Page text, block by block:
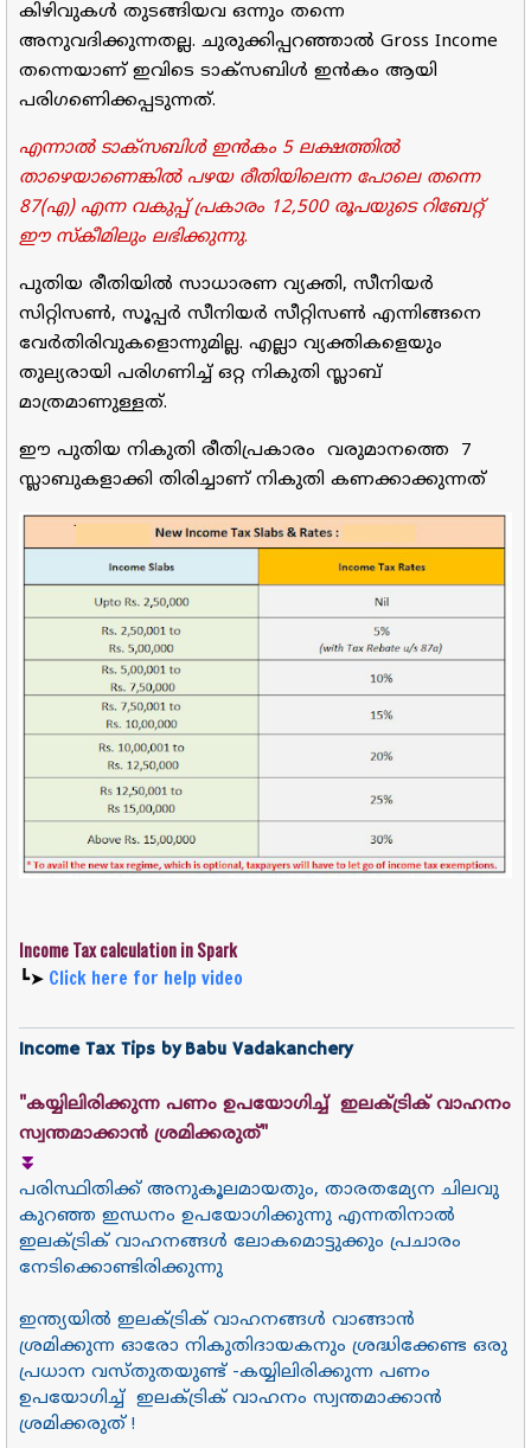
കിഴിവുകള്‍ തുടങ്ങിയവ ഒന്നും തന്നെ
അനുവദിക്കുന്നതല്ല. ചുരുക്കിപ്പറഞ്ഞാല്‍ Gross Income
തന്നെയാണ് ഇവിടെ ടാക്സബിള്‍ ഇന്‍കം ആയി
പരിഗണിെക്കപ്പടുന്നത്.
എന്നാല്‍ ടാക്സബിള്‍ ഇന്‍കം 5 ലക്ഷത്തില്‍
താഴെയാണെങ്കില്‍ പഴയ രീതിയിലെന്ന പോലെ തന്നെ
87(എ) എന്ന വകുപ്പ് പ്രകാരം 12,500 രൂപയുടെ റിബേറ്റ്
ഈ സ്കീമിലും ലഭിക്കുന്നു.
പുതിയ രീതിയില്‍ സാധാരണ വ്യക്തി, സീനിയര്‍
സിറ്റിസണ്‍, സൂപ്പര്‍ സീനിയര്‍ സീറ്റിസണ്‍ എന്നിങ്ങനെ
വേര്‍തിരിവുകളൊന്നുമില്ല. എല്ലാ വ്യക്തികളെയും
തുല്യരായി പരിഗണിച്ച് ഒറ്റ നികുതി സ്ലാബ്
മാത്രമാണുള്ളത്.
ഈ പുതിയ നികുതി രീതിപ്രകാരം വരുമാനത്തെ 7
സ്ലാബുകളാക്കി തിരിച്ചാണ് നികുതി കണക്കാക്കുന്നത്
Income Tax calculation in Spark
┗➤ Click here for help video
Income Tax Tips byBabu Vadakanchery
"കയ്യിലിരിക്കുന്ന പണം ഉപയോഗിച്ച് ഇലക്ട്രിക് വാഹനം
സ്വന്തമാക്കാൻ ശ്രമിക്കരുത്"
⏬
പരിസ്ഥിതിക്ക് അനുകൂലമായതും, താരതമ്യേന ചിലവു
കുറഞ്ഞ ഇന്ധനം ഉപയോഗിക്കുന്നു എന്നതിനാൽ
ഇലക്ട്രിക് വാഹനങ്ങൾ ലോകമൊട്ടുക്കും പ്രചാരം
നേടിക്കൊണ്ടിരിക്കുന്നു
ഇന്ത്യയിൽ ഇലക്ട്രിക് വാഹനങ്ങൾ വാങ്ങാൻ
ശ്രമിക്കുന്ന ഓരോ നികുതിദായകനും ശ്രദ്ധിക്കേണ്ട ഒരു
പ്രധാന വസ്തുതയുണ്ട് -കയ്യിലിരിക്കുന്ന പണം
ഉപയോഗിച്ച് ഇലക്ട്രിക് വാഹനം സ്വന്തമാക്കാൻ
ശ്രമിക്കരുത് !